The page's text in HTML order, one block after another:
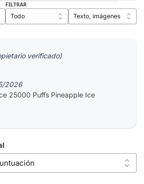
FILTRAR
verificado)
2026
25000 Puffs Pineapple Ice